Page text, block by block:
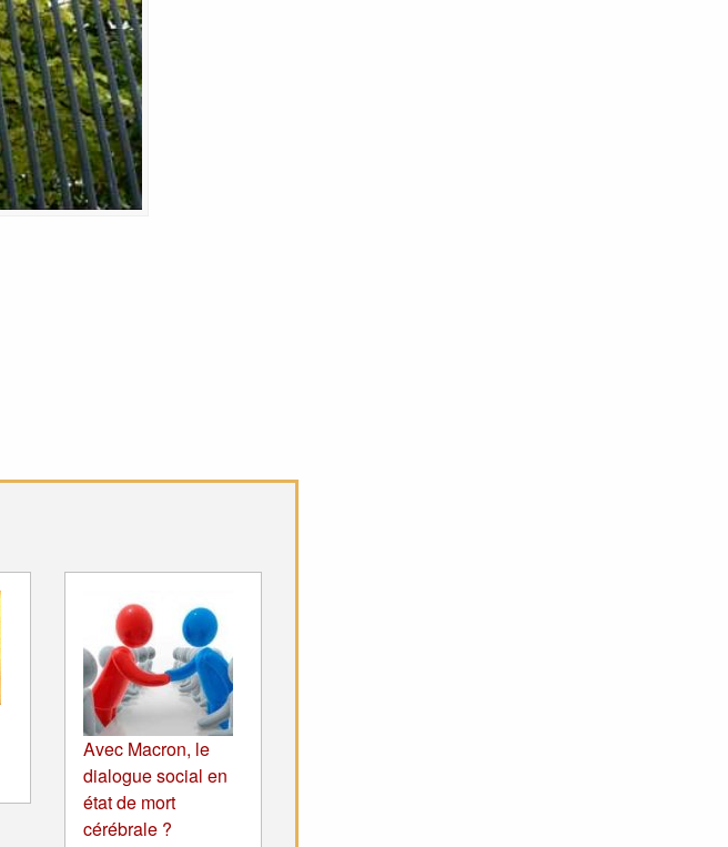
Avec Macron, le
dialogue social en
état de mort
cérébrale ?